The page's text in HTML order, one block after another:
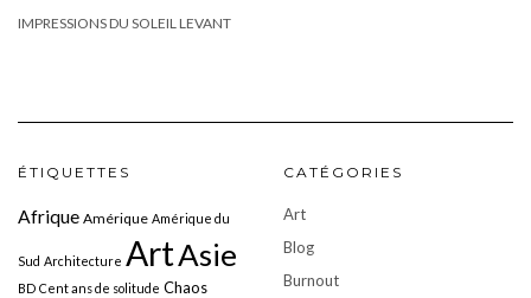
IMPRESSIONS DU SOLEIL LEVANT
ÉTIQUETTES
Afrique Amérique Amérique du
Sud Architecture ArtAsie
BD Cent ans de solitude Chaos
CATÉGORIES
Art
Blog
Burnout